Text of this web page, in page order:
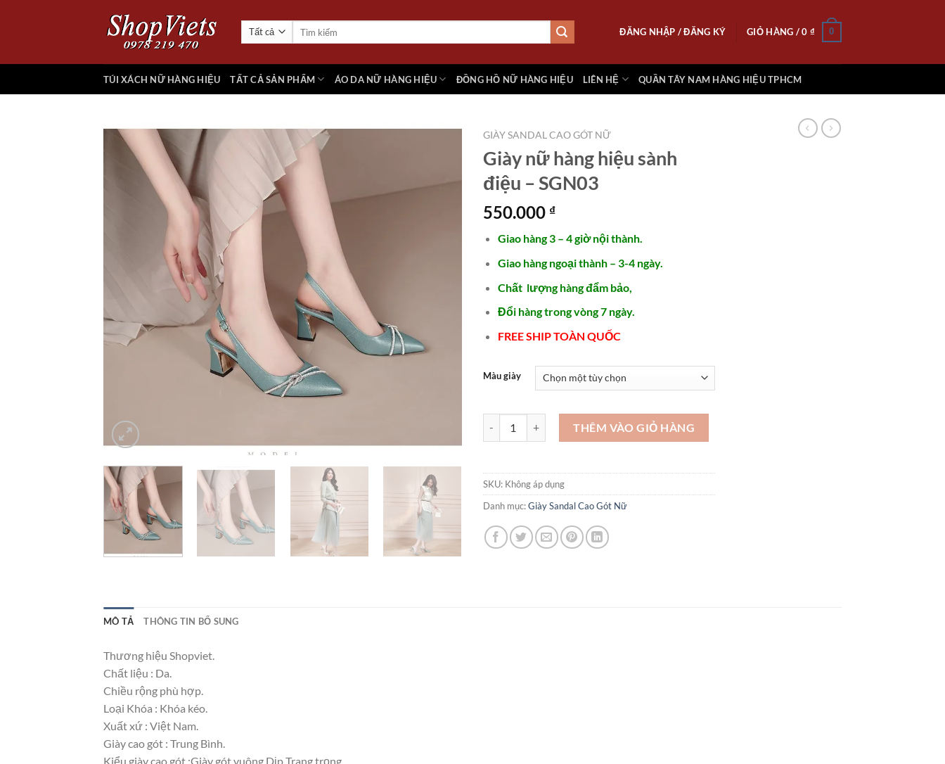
dung
ĐĂNG NHẬP / ĐĂNG KÝ GIỎ HÀNG /0 ₫ 0
TÚI XÁCH NỮ HÀNG HIỆU TẤT CẢ SẢN PHẨM ÁO DA NỮ HÀNG HIỆU ĐỒNG HỒ NỮ HÀNG HIỆU LIÊN HỆ QUẦN TÂY NAM HÀNG HIỆU TPHCM
GIÀY SANDAL CAO GÓT NỮ
Giày nữ hàng hiệu sành
điệu – SGN03
550.000 ₫
Giao hàng 3 – 4 giờ nội thành.
Giao hàng ngoại thành – 3-4 ngày.
Chất lượng hàng đẩm bảo,
Đổi hàng trong vòng 7 ngày.
FREE SHIP TOÀN QUỐC
Màu giày
Giày nữ hàng hiệu sành điệu - SGN03 số lượng
THÊM VÀO GIỎ HÀNG
SKU: Không áp dụng
Danh mục:Giày Sandal Cao Gót Nữ
MÔ TẢ THÔNG TIN BỔ SUNG
Thương hiệu Shopviet.
Chất liệu : Da.
Chiều rộng phù hợp.
Loại Khóa : Khóa kéo.
Xuất xứ : Việt Nam.
Giày cao gót : Trung Bình.
Kiểu giày cao gót :Giày gót vuông Dịp Trang trọng